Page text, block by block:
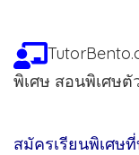
พิเศษ สอนพิเศษ
สมัครเรียนพิเศษ